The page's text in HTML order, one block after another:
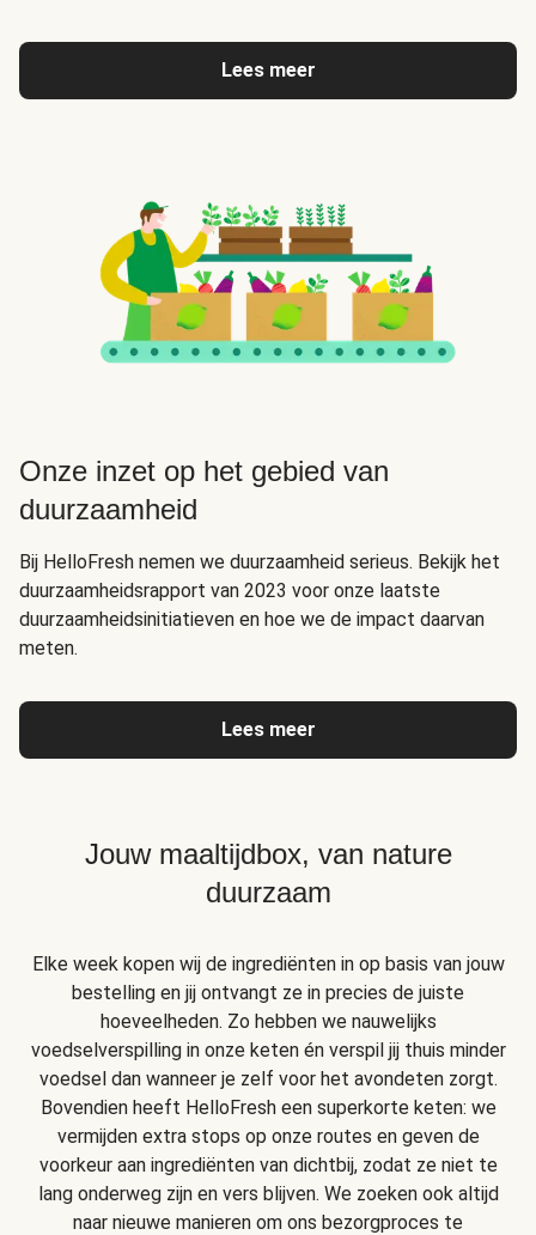
Lees meer
Onze inzet op het gebied van
duurzaamheid
Bij HelloFresh nemen we duurzaamheid serieus. Bekijk het
duurzaamheidsrapport van 2023 voor onze laatste
duurzaamheidsinitiatieven en hoe we de impact daarvan
meten.
Lees meer
Jouw maaltijdbox, van nature
duurzaam
Elke week kopen wij de ingrediënten in op basis van jouw
bestelling en jij ontvangt ze in precies de juiste
hoeveelheden. Zo hebben we nauwelijks
voedselverspilling in onze keten én verspil jij thuis minder
voedsel dan wanneer je zelf voor het avondeten zorgt.
Bovendien heeft HelloFresh een superkorte keten: we
vermijden extra stops op onze routes en geven de
voorkeur aan ingrediënten van dichtbij, zodat ze niet te
lang onderweg zijn en vers blijven. We zoeken ook altijd
naar nieuwe manieren om ons bezorgproces te